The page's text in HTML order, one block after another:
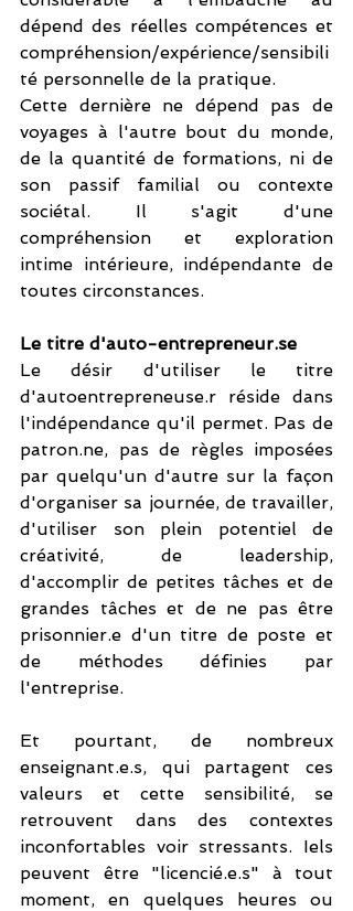
dépend des réelles compétences et
compréhension/expérience/sensibili
té personnelle de la pratique.
Cette dernière ne dépend pas de
voyages à l'autre bout du monde,
de la quantité de formations, ni de
son passif familial ou contexte
sociétal. Il s'agit d'une
compréhension et exploration
intime intérieure, indépendante de
toutes circonstances.
Le titre d'auto-entrepreneur.se
Le désir d'utiliser le titre
d'autoentrepreneuse.r réside dans
l'indépendance qu'il permet. Pas de
patron.ne, pas de règles imposées
par quelqu'un d'autre sur la façon
d'organiser sa journée, de travailler,
d'utiliser son plein potentiel de
créativité, de leadership,
d'accomplir de petites tâches et de
grandes tâches et de ne pas être
prisonnier.e d'un titre de poste et
de méthodes définies par
l'entreprise.
Et pourtant, de nombreux
enseignant.e.s, qui partagent ces
valeurs et cette sensibilité, se
retrouvent dans des contextes
inconfortables voir stressants. Iels
peuvent être "licencié.e.s" à tout
moment, en quelques heures ou